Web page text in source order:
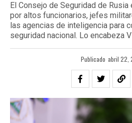
El Consejo de Seguridad de
por altos funcionarios, jefes
las agencias de inteligencia para
seguridad nacional. Lo encabeza
Publicado abril 22,